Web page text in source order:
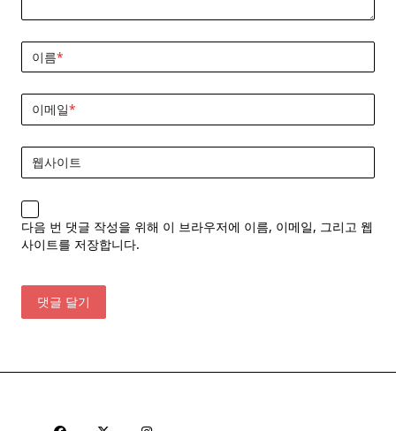
이름*
이메일*
웹사이트
다음 번 댓글 작성을 위해 이 브라우저에 이름, 이메일, 그리고 웹
사이트를 저장합니다.